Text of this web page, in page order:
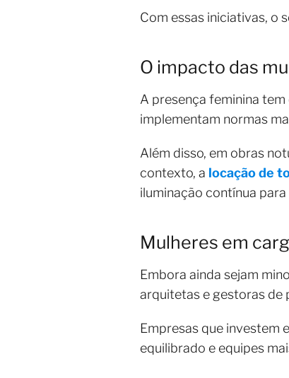
Com essas iniciativas, o
O impacto das
A presença feminina
implementam normas
Além disso, em obras
contexto, a locação de
iluminação contínua
Mulheres em
Embora ainda sejam
arquitetas e gestoras de
Empresas que investem
equilibrado e equipes